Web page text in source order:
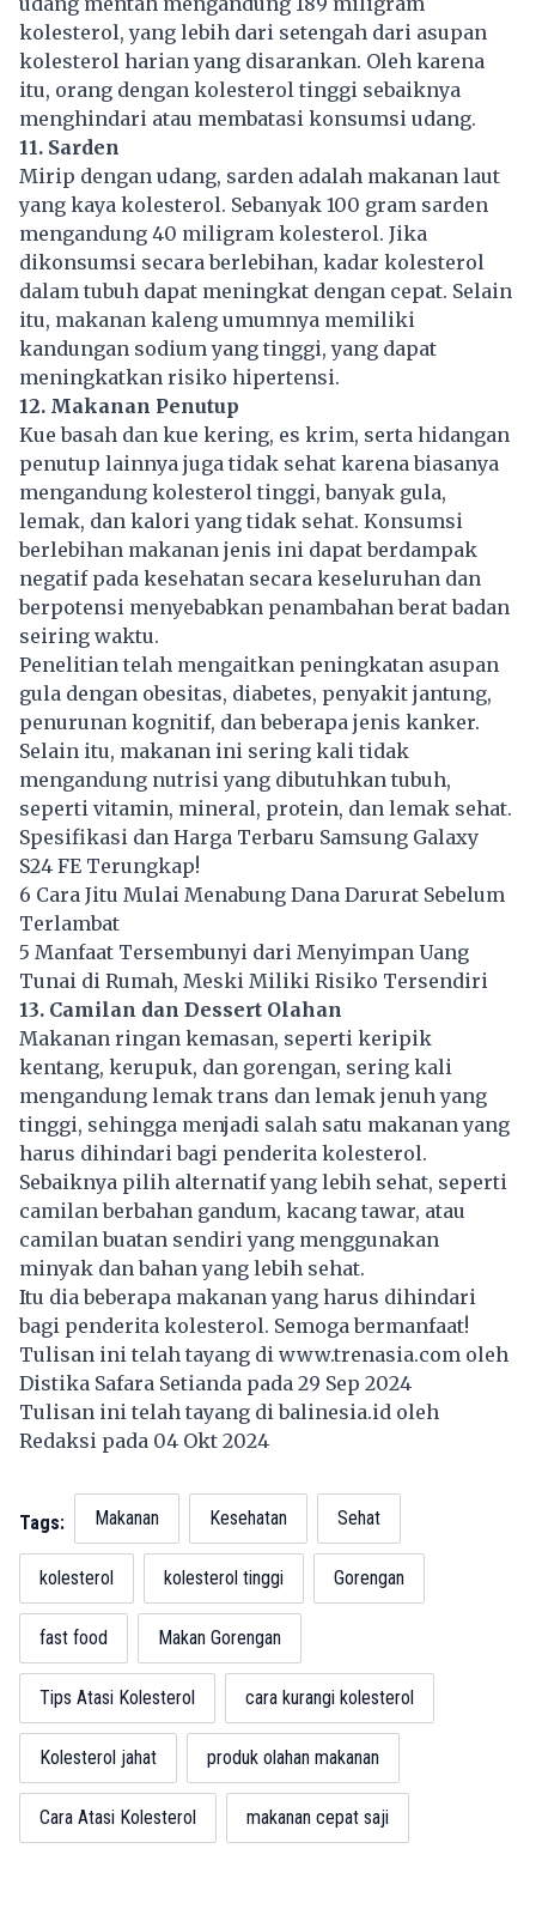
kolesterol, yang lebih dari setengah dari asupan
kolesterol harian yang disarankan. Oleh karena
itu, orang dengan kolesterol tinggi sebaiknya
menghindari atau membatasi konsumsi udang.
11. Sarden
Mirip dengan udang, sarden adalah makanan laut
yang kaya kolesterol. Sebanyak 100 gram sarden
mengandung 40 miligram kolesterol. Jika
dikonsumsi secara berlebihan, kadar kolesterol
dalam tubuh dapat meningkat dengan cepat. Selain
itu, makanan kaleng umumnya memiliki
kandungan sodium yang tinggi, yang dapat
meningkatkan risiko hipertensi.
12. Makanan Penutup
Kue basah dan kue kering, es krim, serta hidangan
penutup lainnya juga tidak sehat karena biasanya
mengandung kolesterol tinggi, banyak gula,
lemak, dan kalori yang tidak sehat. Konsumsi
berlebihan makanan jenis ini dapat berdampak
negatif pada kesehatan secara keseluruhan dan
berpotensi menyebabkan penambahan berat badan
seiring waktu.
Penelitian telah mengaitkan peningkatan asupan
gula dengan obesitas, diabetes, penyakit jantung,
penurunan kognitif, dan beberapa jenis kanker.
Selain itu, makanan ini sering kali tidak
mengandung nutrisi yang dibutuhkan tubuh,
seperti vitamin, mineral, protein, dan lemak sehat.
Spesifikasi dan Harga Terbaru Samsung Galaxy
S24 FE Terungkap!
6 Cara Jitu Mulai Menabung Dana Darurat Sebelum
Terlambat
5 Manfaat Tersembunyi dari Menyimpan Uang
Tunai di Rumah, Meski Miliki Risiko Tersendiri
13. Camilan dan Dessert Olahan
Makanan ringan kemasan, seperti keripik
kentang, kerupuk, dan gorengan, sering kali
mengandung lemak trans dan lemak jenuh yang
tinggi, sehingga menjadi salah satu makanan yang
harus dihindari bagi penderita kolesterol.
Sebaiknya pilih alternatif yang lebih sehat, seperti
camilan berbahan gandum, kacang tawar, atau
camilan buatan sendiri yang menggunakan
minyak dan bahan yang lebih sehat.
Itu dia beberapa makanan yang harus dihindari
bagi penderita kolesterol. Semoga bermanfaat!
Tulisan ini telah tayang di www.trenasia.com oleh
Distika Safara Setianda pada 29 Sep 2024
Tulisan ini telah tayang dibalinesia.id oleh
Redaksi pada 04 Okt 2024
Tags: Makanan Kesehatan Sehat
kolesterol kolesterol tinggi Gorengan
fast food Makan Gorengan
Tips Atasi Kolesterol cara kurangi kolesterol
Kolesterol jahat produk olahan makanan
Cara Atasi Kolesterol makanan cepat saji